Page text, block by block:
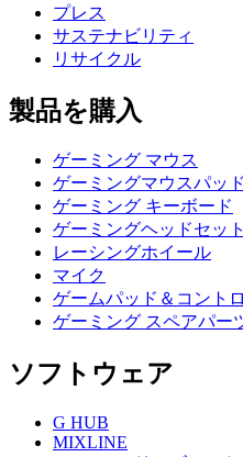
プレス
サステナビリティ
リサイクル
製品を購入
ゲーミング マウス
ゲーミングマウスパッド
ゲーミング キーボード
ゲーミングヘッドセッ
レーシングホイール
マイク
ゲームパッド＆コント
ゲーミング スペアパー
ソフトウェア
G HUB
MIXLINE